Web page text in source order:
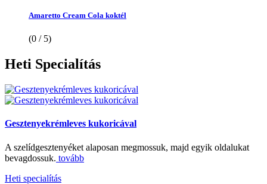
Amaretto Cream Cola koktél
(0 / 5)
Heti Specialítás
Gesztenyekrémleves kukoricával
A szelídgesztenyéket alaposan megmossuk, majd egyik oldalukat
bevagdossuk. tovább
Heti specialítás